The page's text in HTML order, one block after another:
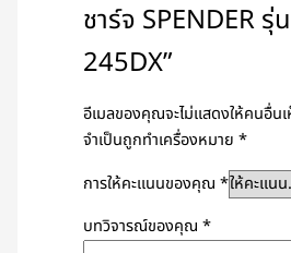
ชาร์จ SPENDER รุ่
245DX”
อีเมลของคุณจะไม่แสดงให้คนอื่น
จำเป็นถูกทำเครื่องหมาย*
การให้คะแนนของคุณ*
บทวิจารณ์ของคุณ*